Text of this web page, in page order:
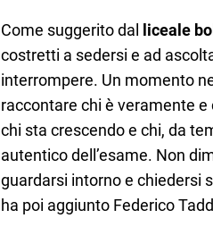
Come suggerito dal liceale
costretti a sedersi e ad
interrompere. Un momento
raccontare chi è veramente e
chi sta crescendo e chi, da
autentico dell’esame. Non
guardarsi intorno e chiedersi
ha poi aggiunto Federico